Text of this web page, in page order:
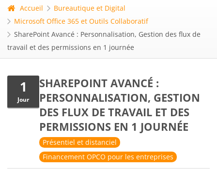
Accueil
Bureautique et Digital
Microsoft Office 365 et Outils Collaboratif
SharePoint Avancé : Personnalisation, Gestion des flux de
travail et des permissions en 1 journée
1
Jour
SHAREPOINT AVANCÉ :
PERSONNALISATION, GESTION
DES FLUX DE TRAVAIL ET DES
PERMISSIONS EN 1 JOURNÉE
Présentiel et distanciel
Financement OPCO pour les entreprises